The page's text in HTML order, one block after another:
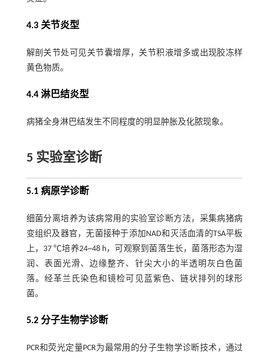
4.3 关节炎型
解剖关节处可见关节囊增厚，关节积液增多或出现胶冻样
黄色物质。
4.4 淋巴结炎型
病猪全身淋巴结发生不同程度的明显肿胀及化脓现象。
5 实验室诊断
5.1 病原学诊断
细菌分离培养为该病常用的实验室诊断方法，采集病猪病
变组织及器官，无菌接种于添加NAD和灭活血清的TSA平板
上，37 ℃培养24~48 h，可观察到菌落生长，菌落形态为湿
润、表面光滑、边缘整齐、针尖大小的半透明灰白色菌
落。经革兰氏染色和镜检可见蓝紫色、链状排列的球形
菌。
5.2 分子生物学诊断
PCR和荧光定量PCR为最常用的分子生物学诊断技术，通过